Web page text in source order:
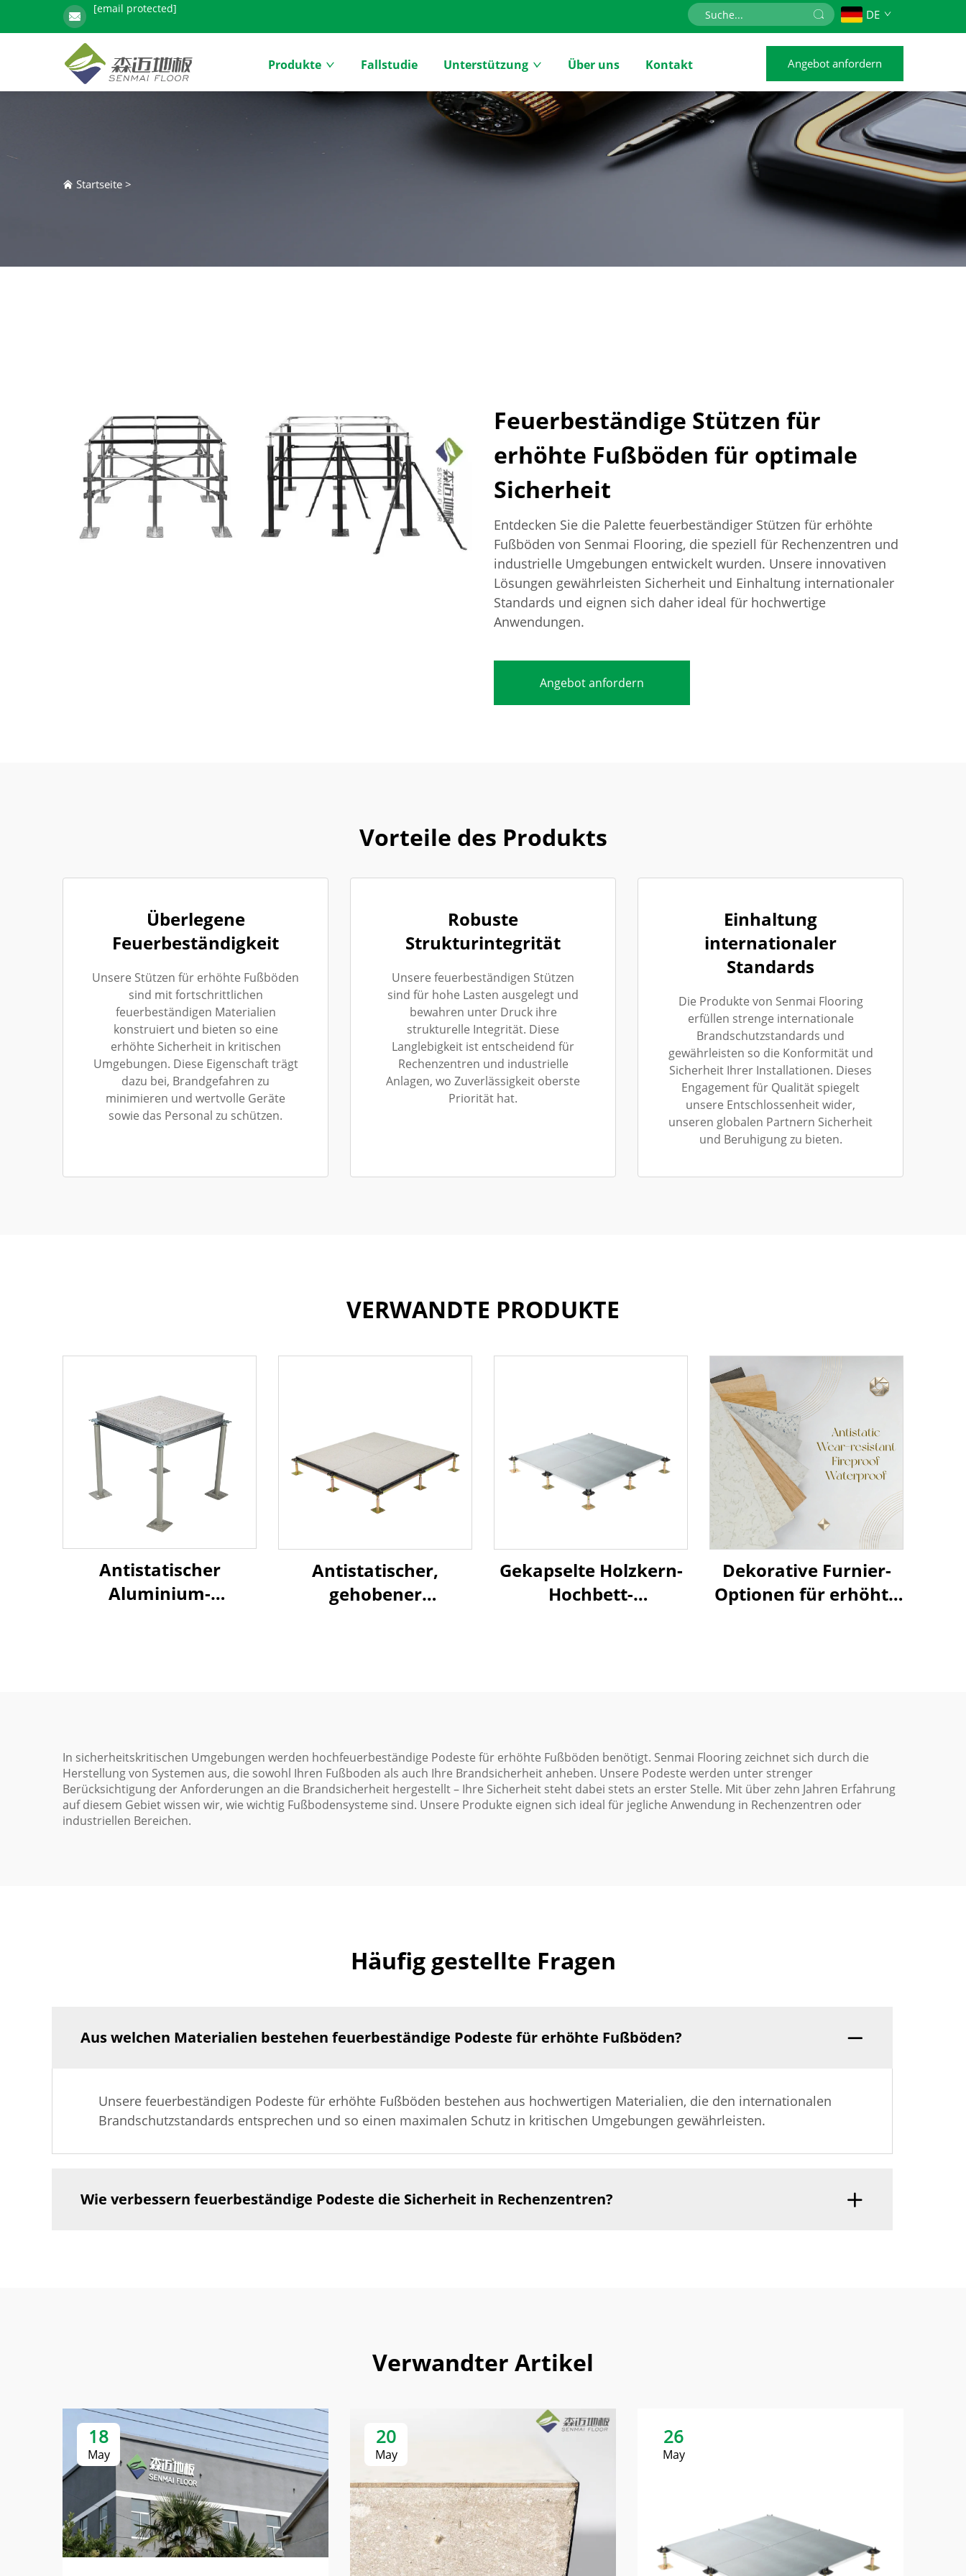
[email protected] DE
Produkte Fallstudie Unterstützung Über uns Kontakt Angebot anfordern
Startseite >
Feuerbeständige Stützen für
erhöhte Fußböden für optimale
Sicherheit
Entdecken Sie die Palette feuerbeständiger Stützen für erhöhte
Fußböden von Senmai Flooring, die speziell für Rechenzentren und
industrielle Umgebungen entwickelt wurden. Unsere innovativen
Lösungen gewährleisten Sicherheit und Einhaltung internationaler
Standards und eignen sich daher ideal für hochwertige
Anwendungen.
Angebot anfordern
Vorteile des Produkts
Überlegene
Feuerbeständigkeit
Unsere Stützen für erhöhte Fußböden
sind mit fortschrittlichen
feuerbeständigen Materialien
konstruiert und bieten so eine
erhöhte Sicherheit in kritischen
Umgebungen. Diese Eigenschaft trägt
dazu bei, Brandgefahren zu
minimieren und wertvolle Geräte
sowie das Personal zu schützen.
Robuste
Strukturintegrität
Unsere feuerbeständigen Stützen
sind für hohe Lasten ausgelegt und
bewahren unter Druck ihre
strukturelle Integrität. Diese
Langlebigkeit ist entscheidend für
Rechenzentren und industrielle
Anlagen, wo Zuverlässigkeit oberste
Priorität hat.
Einhaltung
internationaler
Standards
Die Produkte von Senmai Flooring
erfüllen strenge internationale
Brandschutzstandards und
gewährleisten so die Konformität und
Sicherheit Ihrer Installationen. Dieses
Engagement für Qualität spiegelt
unsere Entschlossenheit wider,
unseren globalen Partnern Sicherheit
und Beruhigung zu bieten.
VERWANDTE PRODUKTE
Antistatischer
Aluminium-
Antistatischer,
gehobener
Gekapselte Holzkern-
Hochbett-
Dekorative Furnier-
Optionen für erhöhte
In sicherheitskritischen Umgebungen werden hochfeuerbeständige Podeste für erhöhte Fußböden benötigt. Senmai Flooring zeichnet sich durch die
Herstellung von Systemen aus, die sowohl Ihren Fußboden als auch Ihre Brandsicherheit anheben. Unsere Podeste werden unter strenger
Berücksichtigung der Anforderungen an die Brandsicherheit hergestellt – Ihre Sicherheit steht dabei stets an erster Stelle. Mit über zehn Jahren Erfahrung
auf diesem Gebiet wissen wir, wie wichtig Fußbodensysteme sind. Unsere Produkte eignen sich ideal für jegliche Anwendung in Rechenzentren oder
industriellen Bereichen.
Häufig gestellte Fragen
Aus welchen Materialien bestehen feuerbeständige Podeste für erhöhte Fußböden?
Unsere feuerbeständigen Podeste für erhöhte Fußböden bestehen aus hochwertigen Materialien, die den internationalen
Brandschutzstandards entsprechen und so einen maximalen Schutz in kritischen Umgebungen gewährleisten.
Wie verbessern feuerbeständige Podeste die Sicherheit in Rechenzentren?
Verwandter Artikel
18
May
20
May
26
May